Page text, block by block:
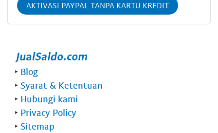
AKTIVASI PAYPAL TANPA KARTU KREDIT
‣ Blog
‣ Syarat & Ketentuan
‣ Hubungi kami
‣ Privacy Policy
‣ Sitemap